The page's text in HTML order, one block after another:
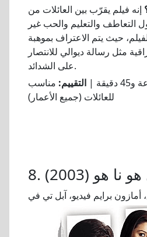
إنه فيلم يقرّب بين العائلات من
التعاطف والتعليم والحب غير
حيث يتم الاعتراف بموهبة
مثل رسالة ديوالي للانتصار
على الشدائد.
التقييم: مناسب
للعائلات (جميع الأعمار)
نا هو (2003)
أمازون برايم فيديو، آبل تي في